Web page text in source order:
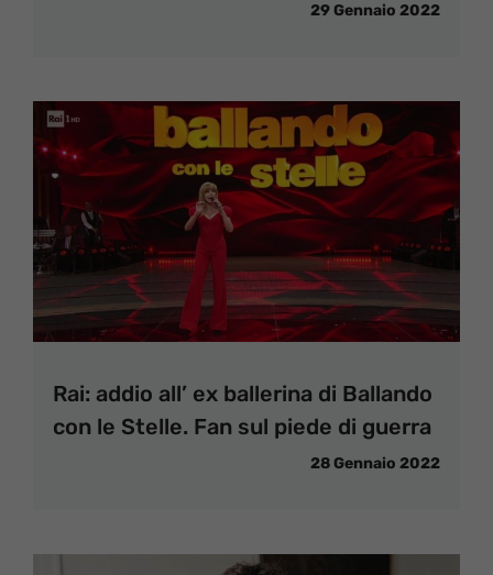
29 Gennaio 2022
Rai: addio all’ ex ballerina di Ballando
con le Stelle. Fan sul piede di guerra
28 Gennaio 2022